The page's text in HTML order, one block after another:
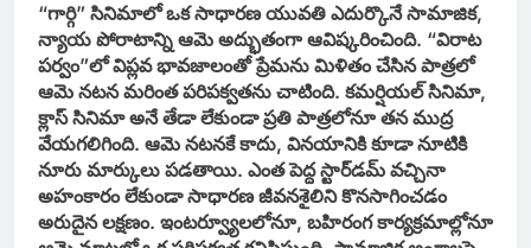
“గార్గి” సినిమాలో ఒక సాధారణ యువతి ఎదుర్కొనే సామాజిక,
న్యాయ పోరాటాన్ని ఆమె అద్భుతంగా ఆవిష్కరించింది. “విరాట
పర్వం”లో విప్లవ భావజాలంతో ప్రేమను మిళితం చేసిన పాత్రలో
ఆమె నటన మరింత పరిపక్వతను చాటింది. కమర్షియల్‌ సినిమా,
క్లాస్‌ సినిమా అనే తేడా లేకుండా ప్రతి పాత్రలోనూ తన ముద్ర
వేయగలిగింది. ఆమె నటనకే కాదు, వినయానికి కూడా నూటికి
నూరు మార్కులు పడతాయి. ఎంత పెద్ద స్టార్‌డమ్‌ వచ్చినా
అహంకారం లేకుండా సాధారణ జీవనశైలిని కొనసాగించడం
అరుదైన లక్షణం. ఇంటర్వ్యూలలోనూ, బహిరంగ కార్యక్రమాల్లోనూ